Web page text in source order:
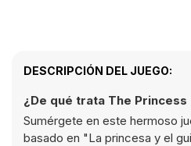
DESCRIPCIÓN DEL JUEGO:
¿De qué trata The Princess
Sumérgete en este hermoso
basado en "La princesa y el